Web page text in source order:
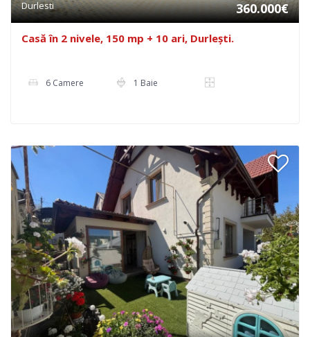
Durlesti 360.000€
Casă în 2 nivele, 150 mp + 10 ari, Durlești.
6 Camere 1 Baie